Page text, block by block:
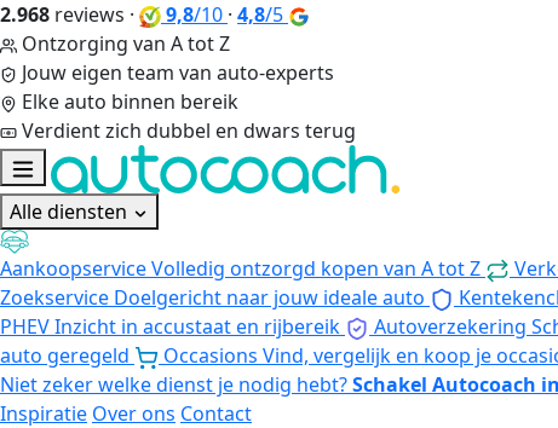
2.968 reviews · 9,8/10 · 4,8/5
Ontzorging van A tot Z
Jouw eigen team van auto-experts
Elke auto binnen bereik
Verdient zich dubbel en dwars terug
Alle diensten
AankoopserviceVolledig ontzorgd kopen van A tot Z
Zoekservice Doelgericht naar jouw ideale auto
PHEVInzicht in accustaat en rijbereik Autoverzekering
auto geregeld
Occasions Vind, vergelijk en koop je
Niet zeker welke dienst je nodig hebt?Schakel Autocoach in
Inspiratie Over ons Contact